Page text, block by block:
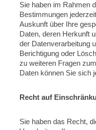
Sie haben im Rahmen
Bestimmungen
Auskunft über Ihre
Daten, deren Herkunft
der Datenverarbeitung
Berichtigung oder
zu weiteren Fragen
Daten können Sie sich
Recht auf
Sie haben das Recht,